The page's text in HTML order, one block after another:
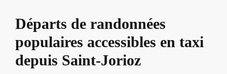
Départs de randonnées
populaires accessibles en taxi
depuis Saint-Jorioz